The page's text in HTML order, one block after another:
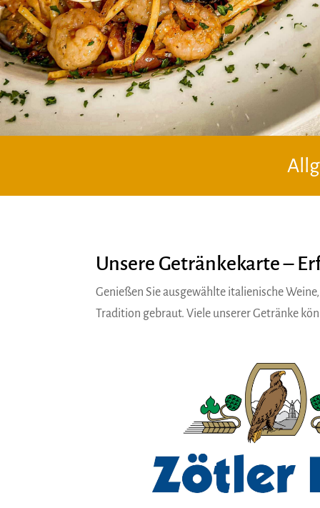
Unsere Getränkekarte –
Genießen Sie ausgewählte italienische
Tradition gebraut. Viele unserer Getränke